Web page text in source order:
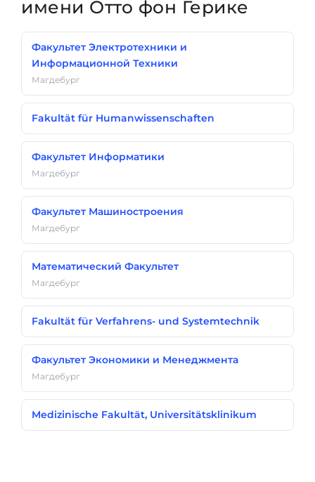
имени Отто фон Герике
Факультет Электротехники и
Информационной Техники
Магдебург
Fakultät für Humanwissenschaften
Факультет Информатики
Магдебург
Факультет Машиностроения
Магдебург
Математический Факультет
Магдебург
Fakultät für Verfahrens- und Systemtechnik
Факультет Экономики и Менеджмента
Магдебург
Medizinische Fakultät, Universitätsklinikum